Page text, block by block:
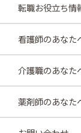
転職お役立ち情
看護師のあなた
介護職のあなた
薬剤師のあなた